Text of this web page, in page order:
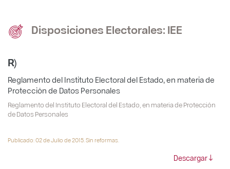
Disposiciones Electorales: IEE
R)
Reglamento del Instituto Electoral del Estado, en materia de
Protección de Datos Personales
Reglamento del Instituto Electoral del Estado, en materia de Protección
de Datos Personales
Publicado: 02 de Julio de 2015. Sin reformas.
Descargar